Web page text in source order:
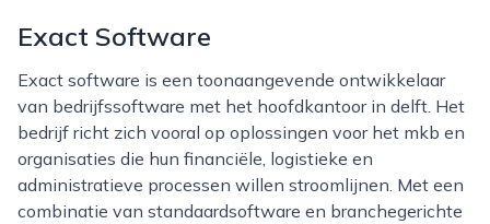
Exact Software
Exact software is een toonaangevende ontwikkelaar
van bedrijfssoftware met het hoofdkantoor in delft. Het
bedrijf richt zich vooral op oplossingen voor het mkb en
organisaties die hun financiële, logistieke en
administratieve processen willen stroomlijnen. Met een
combinatie van standaardsoftware en branchegerichte